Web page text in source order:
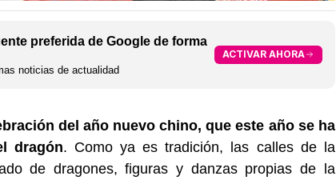
preferida de Google de forma
noticias de actualidad
ACTIVAR AHORA
del año nuevo chino, que este año se ha
dragón. Como ya es tradición, las calles de la
de dragones, figuras y danzas propias de la